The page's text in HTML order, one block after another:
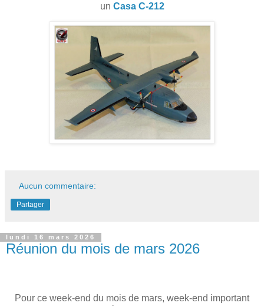
un Casa C-212
Aucun commentaire:
Partager
lundi 16 mars 2026
Réunion du mois de mars 2026
Pour ce week-end du mois de mars, week-end important